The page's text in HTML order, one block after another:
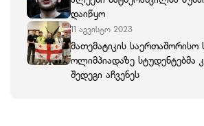
დაიწყო
11 აგვისტო 2023
მათემატიკის საერთაშორისო
ოლიმპიადაზე სტუდენტებმა
შედეგი აჩვენეს